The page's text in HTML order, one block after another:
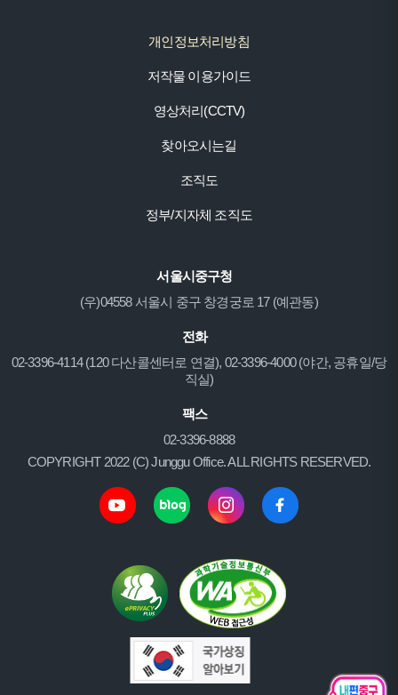
개인정보처리방침
저작물 이용가이드
영상처리(CCTV)
찾아오시는길
조직도
정부/지자체 조직도
서울시중구청
(우)04558 서울시 중구 창경궁로 17 (예관동)
전화
02-3396-4114 (120 다산콜센터로 연결), 02-3396-4000 (야간, 공휴일/당
직실)
팩스
02-3396-8888
COPYRIGHT 2022 (C) Junggu Office. ALL RIGHTS RESERVED.